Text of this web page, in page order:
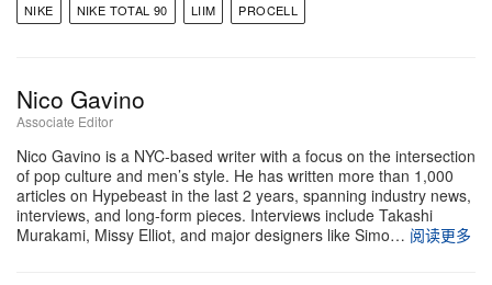
NIKE NIKE TOTAL 90 LIIM PROCELL
Nico Gavino
Associate Editor
Nico Gavino is a NYC-based writer with a focus on the intersection
of pop culture and men’s style. He has written more than 1,000
articles on Hypebeast in the last 2 years, spanning industry news,
interviews, and long-form pieces. Interviews include Takashi
Murakami, Missy Elliot, and major designers like Simo… 阅读更多